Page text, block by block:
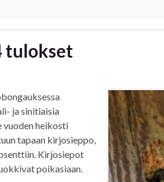
tulokset
ja sinitiaisia
vuoden heikosti
tapaan kirjosieppo,
Kirjosiepot
poikasiaan.